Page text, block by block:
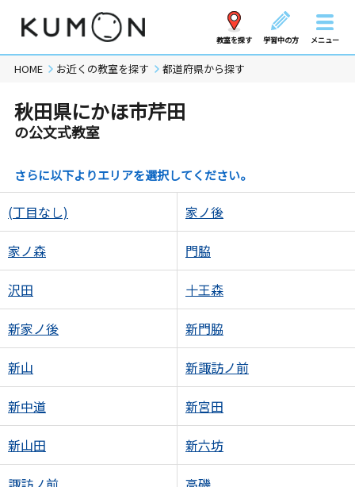
教室を探す 学習中の方 メニュー
HOME お近くの教室を探す 都道府県から探す
秋田県にかほ市芹田
の公文式教室
さらに以下よりエリアを選択してください。
(丁目なし) 家ノ後
家ノ森 門脇
沢田 十王森
新家ノ後 新門脇
新山 新諏訪ノ前
新中道 新宮田
新山田 新六坊